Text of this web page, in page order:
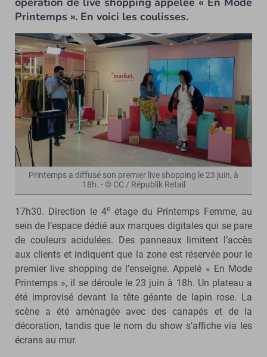
Printemps ». En voici les coulisses.
Printemps a diffusé son premier live shopping le 23 juin, à
18h. - © CC / Républik Retail
17h30. Direction le 4e étage du Printemps Femme, au
sein de l’espace dédié aux marques digitales qui se pare
de couleurs acidulées. Des panneaux limitent l’accès
aux clients et indiquent que la zone est réservée pour le
premier live shopping de l’enseigne. Appelé « En Mode
Printemps », il se déroule le 23 juin à 18h. Un plateau a
été improvisé devant la tête géante de lapin rose. La
scène a été aménagée avec des canapés et de la
décoration, tandis que le nom du show s’affiche via les
écrans au mur.